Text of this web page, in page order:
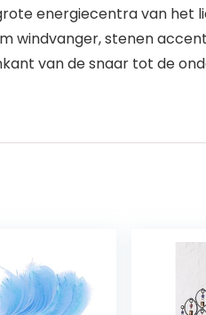
energiecentra van het
windvanger, stenen
van de snaar tot de